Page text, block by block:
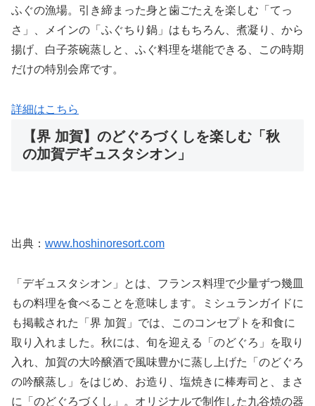
ふぐの漁場。引き締まった身と歯ごたえを楽しむ「てっ
さ」、メインの「ふぐちり鍋」はもちろん、煮凝り、から
揚げ、白子茶碗蒸しと、ふぐ料理を堪能できる、この時期
だけの特別会席です。
詳細はこちら
【界 加賀】のどぐろづくしを楽しむ「秋
の加賀デギュスタシオン」
出典： www.hoshinoresort.com
「デギュスタシオン」とは、フランス料理で少量ずつ幾皿
もの料理を食べることを意味します。ミシュランガイドに
も掲載された「界 加賀」では、このコンセプトを和食に
取り入れました。秋には、旬を迎える「のどぐろ」を取り
入れ、加賀の大吟醸酒で風味豊かに蒸し上げた「のどぐろ
の吟醸蒸し」をはじめ、お造り、塩焼きに棒寿司と、まさ
に「のどぐろづくし」。オリジナルで制作した九谷焼の器